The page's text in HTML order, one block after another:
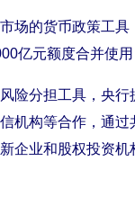
的货币政策工具
亿元额度合并使用
分担工具，央行
机构等合作，通
企业和股权投资